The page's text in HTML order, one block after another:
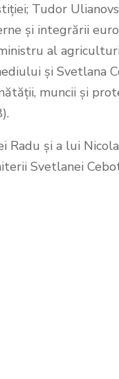
Tudor
și integrării
al
și Svetlana
muncii și
Radu și a lui
Svetlanei